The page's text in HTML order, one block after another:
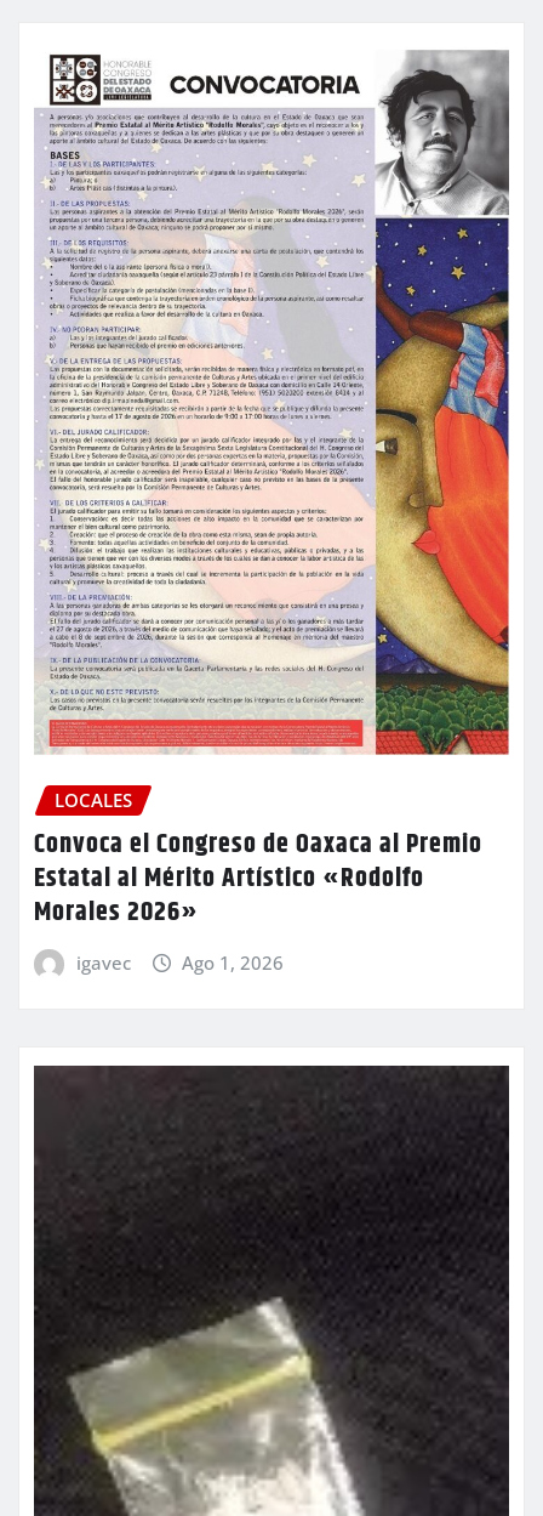
LOCALES
Convoca el Congreso de Oaxaca al Premio
Estatal al Mérito Artístico «Rodolfo
Morales 2026»
igavec Ago 1, 2026